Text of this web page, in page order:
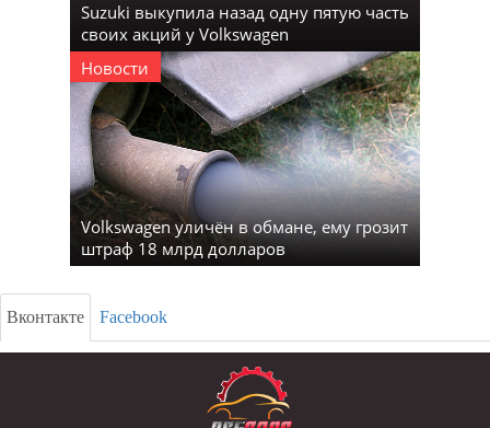
Suzuki выкупила назад одну пятую часть
своих акций у Volkswagen
Новости
Volkswagen уличён в обмане, ему грозит
штраф 18 млрд долларов
Вконтакте Facebook